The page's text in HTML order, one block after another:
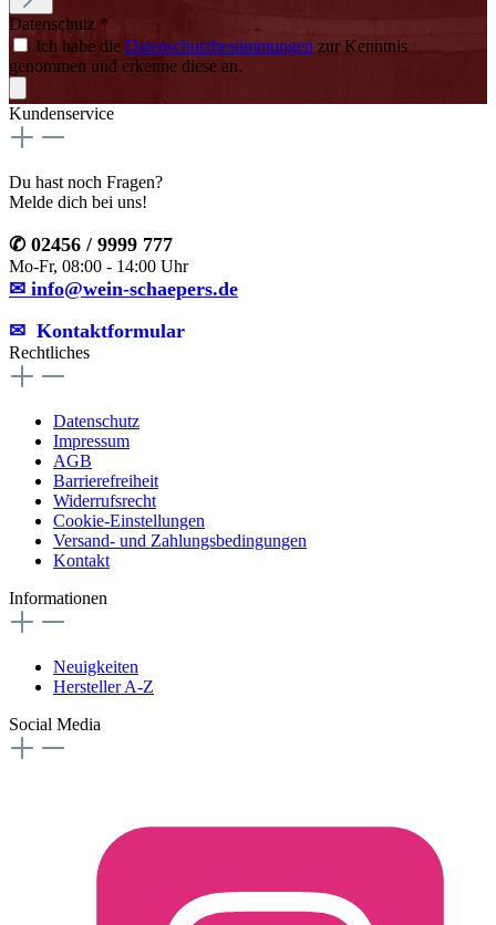
Datenschutz *
Ich habe die Datenschutzbestimmungen zur Kenntnis
genommen und erkenne diese an.
Kundenservice
Du hast noch Fragen?
Melde dich bei uns!
✆ 02456 / 9999 777
Mo-Fr, 08:00 - 14:00 Uhr
✉ info@wein-schaepers.de
✉︎ Kontaktformular
Rechtliches
Datenschutz
Impressum
AGB
Barrierefreiheit
Widerrufsrecht
Cookie-Einstellungen
Versand- und Zahlungsbedingungen
Kontakt
Informationen
Neuigkeiten
Hersteller A-Z
Social Media